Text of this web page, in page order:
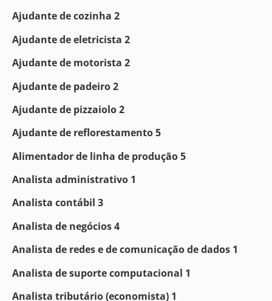
Ajudante de cozinha 2
Ajudante de eletricista 2
Ajudante de motorista 2
Ajudante de padeiro 2
Ajudante de pizzaiolo 2
Ajudante de reflorestamento 5
Alimentador de linha de produção 5
Analista administrativo 1
Analista contábil 3
Analista de negócios 4
Analista de redes e de comunicação de dados 1
Analista de suporte computacional 1
Analista tributário (economista) 1